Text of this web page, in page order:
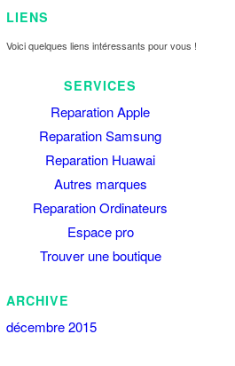
LIENS
Voici quelques liens intéressants pour vous !
SERVICES
Reparation Apple
Reparation Samsung
Reparation Huawai
Autres marques
Reparation Ordinateurs
Espace pro
Trouver une boutique
ARCHIVE
décembre 2015